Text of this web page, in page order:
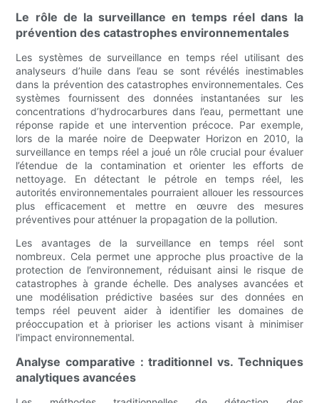
Le rôle de la surveillance en temps réel dans la
prévention des catastrophes environnementales
Les systèmes de surveillance en temps réel utilisant des
analyseurs d’huile dans l’eau se sont révélés inestimables
dans la prévention des catastrophes environnementales. Ces
systèmes fournissent des données instantanées sur les
concentrations d’hydrocarbures dans l’eau, permettant une
réponse rapide et une intervention précoce. Par exemple,
lors de la marée noire de Deepwater Horizon en 2010, la
surveillance en temps réel a joué un rôle crucial pour évaluer
l’étendue de la contamination et orienter les efforts de
nettoyage. En détectant le pétrole en temps réel, les
autorités environnementales pourraient allouer les ressources
plus efficacement et mettre en œuvre des mesures
préventives pour atténuer la propagation de la pollution.
Les avantages de la surveillance en temps réel sont
nombreux. Cela permet une approche plus proactive de la
protection de l’environnement, réduisant ainsi le risque de
catastrophes à grande échelle. Des analyses avancées et
une modélisation prédictive basées sur des données en
temps réel peuvent aider à identifier les domaines de
préoccupation et à prioriser les actions visant à minimiser
l'impact environnemental.
Analyse comparative : traditionnel vs. Techniques
analytiques avancées